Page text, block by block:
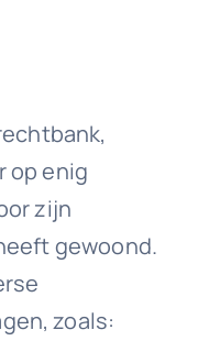
op enig
zijn
gewoond.
zoals: